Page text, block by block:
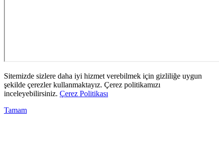
Sitemizde sizlere daha iyi hizmet verebilmek için gizliliğe uygun
şekilde çerezler kullanmaktayız. Çerez politikamızı
inceleyebilirsiniz. Çerez Politikası
Tamam